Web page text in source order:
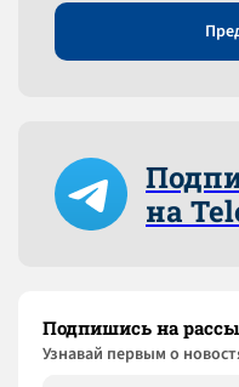
на
Подпишись на
Узнaвай первым о